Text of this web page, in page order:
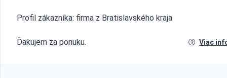
Profil zákazníka: firma z Bratislavského kraja
Ďakujem za ponuku. Viac